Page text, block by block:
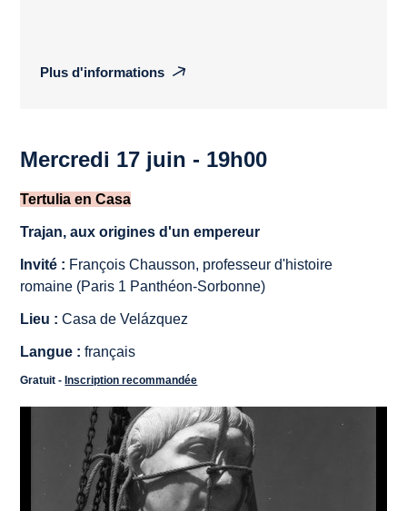
Plus d'informations
Mercredi 17 juin - 19h00
Tertulia en Casa
Trajan, aux origines d'un empereur
Invité : François Chausson, professeur d'histoire
romaine (Paris 1 Panthéon-Sorbonne)
Lieu : Casa de Velázquez
Langue :français
Gratuit -Inscription recommandée